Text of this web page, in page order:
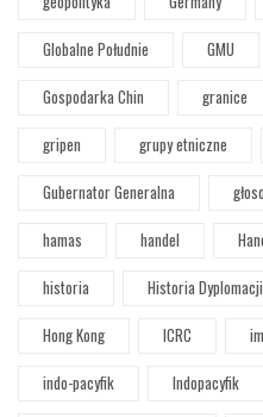
Globalne Południe
GMU
Gospodarka Chin
granice
gripen
grupy etniczne
Gubernator Generalna
hamas
handel
historia
Historia Dyplomacji
Hong Kong
ICRC
indo-pacyfik
Indopacyfik